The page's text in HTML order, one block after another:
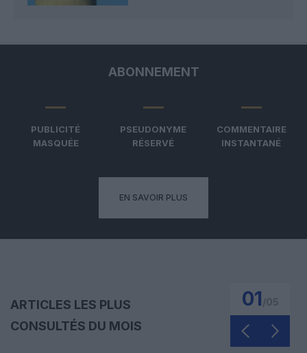
ABONNEMENT
PUBLICITÉ
MASQUÉE
PSEUDONYME
RÉSERVÉ
COMMENTAIRE
INSTANTANÉ
EN SAVOIR PLUS
ARTICLES LES PLUS
CONSULTÉS DU MOIS
01